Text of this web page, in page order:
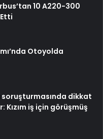
10 A220-300
Otoyolda
soruşturmasında dikkat
Kızım iş için görüşmüş